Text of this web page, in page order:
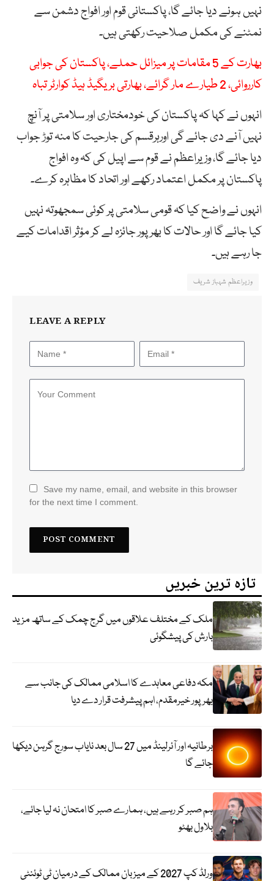
نہیں ہونے دیا جائے گا، پاکستانی قوم اور افواج دشمن سے
نمٹنے کی مکمل صلاحیت رکھتی ہیں۔
بھارت کے 5 مقامات پر میزائل حملے، پاکستان کی جوابی
کارروائی، 2 طیارے مار گرائے، بھارتی بریگیڈ ہیڈ کوارٹر تباہ
انہوں نے کہا کہ پاکستان کی خودمختاری اور سلامتی پر آنچ
نہیں آنے دی جائے گی اورہرقسم کی جارحیت کا منہ توڑ جواب
دیا جائے گا، وزیراعظم نے قوم سے اپیل کی کہ وہ افواج
پاکستان پر مکمل اعتماد رکھے اور اتحاد کا مظاہرہ کرے۔
انہوں نے واضح کیا کہ قومی سلامتی پر کوئی سمجھوتہ نہیں
کیا جائے گا اور حالات کا بھرپور جائزہ لے کر مؤثر اقدامات کیے
جا رہے ہیں۔
وزیراعظم شہباز شریف
LEAVE A REPLY
Save my name, email, and website in this browser
for the next time I comment.
تازہ ترین خبریں
ملک کے مختلف علاقوں میں گرج چمک کے ساتھ مزید
بارش کی پیشگوئی
مکہ دفاعی معاہدے کا اسلامی ممالک کی جانب سے
بھرپور خیرمقدم، اہم پیشرفت قرار دے دیا
برطانیہ اور آئرلینڈ میں 27 سال بعد نایاب سورج گرہن دیکھا
جائے گا
ہم صبر کر رہے ہیں، ہمارے صبر کا امتحان نہ لیا جائے،
بلاول بھٹو
ورلڈ کپ 2027 کے میزبان ممالک کے درمیان ٹی ٹوئنٹی